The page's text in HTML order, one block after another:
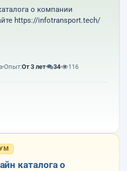
о компании
https://infotransport.tech/
брать с сайта
макет подготовленный для
Опыт:От 3 лет 34 116
каталога о